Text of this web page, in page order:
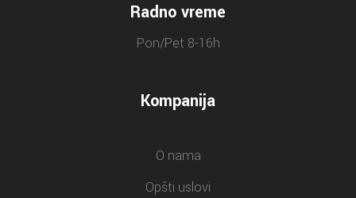
Radno vreme
Pon/Pet 8-16h
Kompanija
O nama
Opšti uslovi